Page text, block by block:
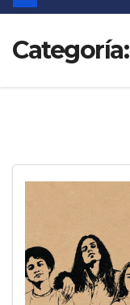
Categoría: